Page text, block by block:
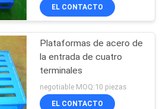
EL CONTACTO
Plataformas de acero de
la entrada de cuatro
terminales
negotiable MOQ:10 piezas
EL CONTACTO